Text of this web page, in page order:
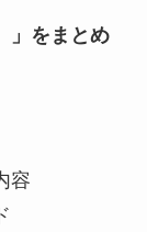
」をまとめ
容